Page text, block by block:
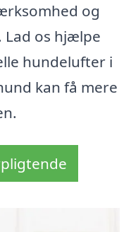
og
Lad os hjælpe
hundelufter i
kan få mere